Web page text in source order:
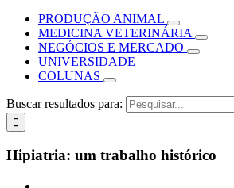
PRODUÇÃO ANIMAL
MEDICINA VETERINÁRIA
NEGÓCIOS E MERCADO
UNIVERSIDADE
COLUNAS
Buscar resultados para:
Hipiatria: um trabalho histórico